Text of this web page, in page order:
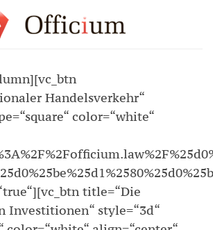
Handelsverkehr“
color=“white“
title=“Die
Investitionen“ style=“3d“